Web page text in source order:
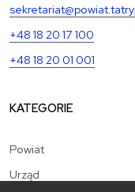
+48 18 20 17 100
+48 18 20 01 001
KATEGORIE
Powiat
Urząd